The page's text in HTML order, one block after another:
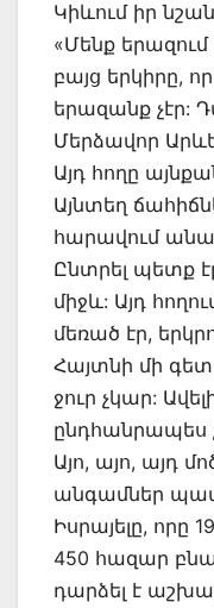
Կիևում իր
«Մենք երազում
բայց երկիրը,
երազանք չէր:
Մերձավոր
Այդ հողը
Այնտեղ
հարավում
Ընտրել պետք
միջև: Այդ
մեռած էր,
Հայտնի մի
ջուր չկար:
ընդհանրապես
Այո, այո, այդ
անգամներ
Իսրայելը, որը
450 հազար
դարձել է